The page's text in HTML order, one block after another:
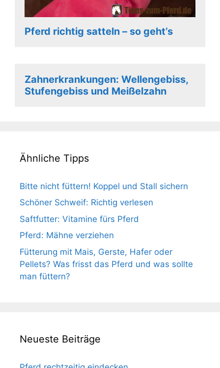
Pferd richtig satteln – so geht’s
Zahnerkrankungen: Wellengebiss,
Stufengebiss und Meißelzahn
Ähnliche Tipps
Bitte nicht füttern! Koppel und Stall sichern
Schöner Schweif: Richtig verlesen
Saftfutter: Vitamine fürs Pferd
Pferd: Mähne verziehen
Fütterung mit Mais, Gerste, Hafer oder
Pellets? Was frisst das Pferd und was sollte
man füttern?
Neueste Beiträge